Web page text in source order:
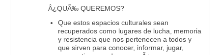
Â¿QUÃ‰ QUEREMOS?
Que estos espacios culturales sean
recuperados como lugares de lucha, memoria
y resistencia que nos pertenecen a todos y
que sirven para conocer, informar, jugar,